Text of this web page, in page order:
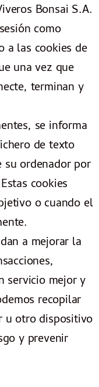
Bonsai S.A.
como
a las cookies de
una vez que
terminan y
se informa
de texto
su ordenador por
cookies
o cuando el
a mejorar la
servicio mejor y
recopilar
u otro dispositivo
y prevenir